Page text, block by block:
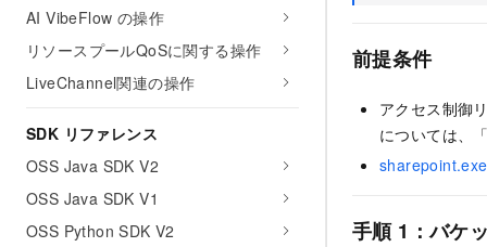
AI VibeFlow の操作
リソースプールQoSに関する操作
LiveChannel関連の操作
SDK リファレンス
OSS Java SDK V2
OSS Java SDK V1
OSS Python SDK V2
前提条件
アクセス制御
については、
sharepoint.exe
手順 1：バケ